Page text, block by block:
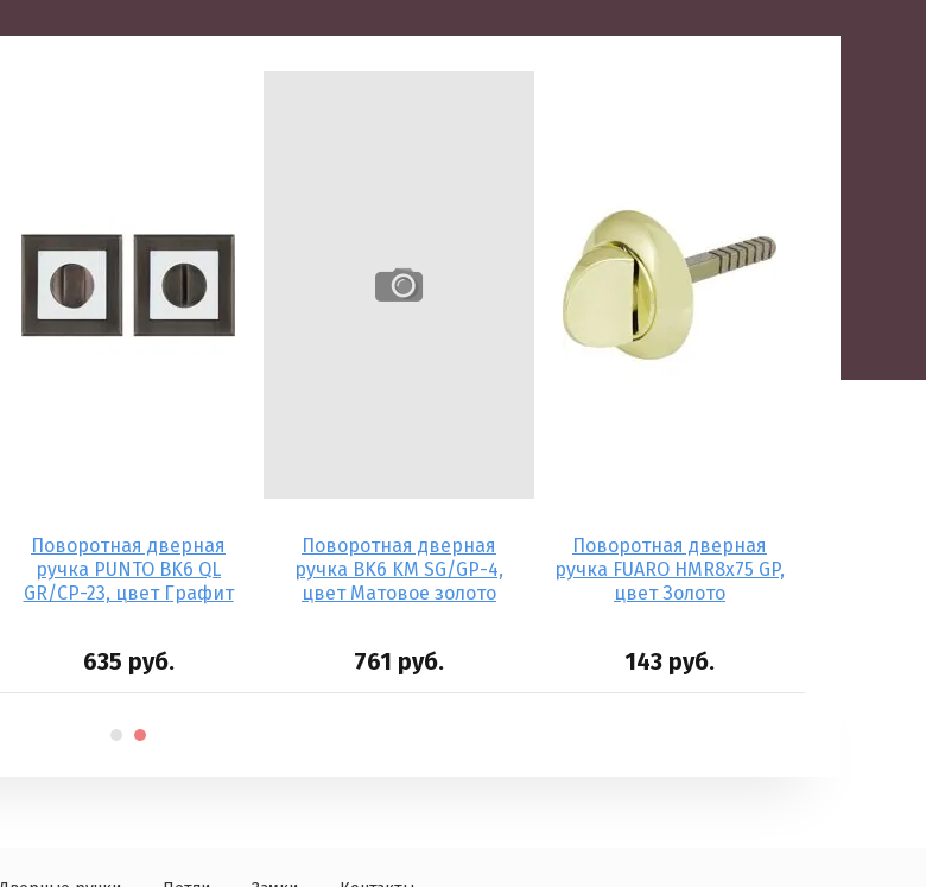
Поворотная дверная
ручка PUNTO BK6 QL
GR/CP-23, цвет Графит
635 руб.
Поворотная дверная
ручка BK6 KM SG/GP-4,
цвет Матовое золото
761 руб.
Поворотная дверная
ручка FUARO HMR8x75 GP,
цвет Золото
143 руб.